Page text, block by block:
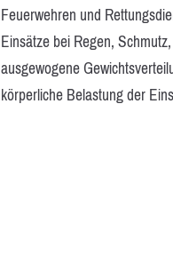
Feuerwehren und
Einsätze bei Regen,
ausgewogene
körperliche Belastung der